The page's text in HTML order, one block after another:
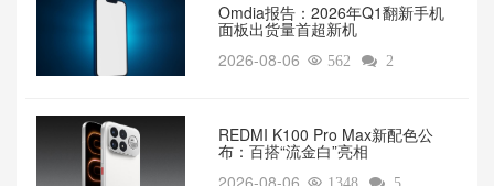
Omdia报告：2026年Q1翻新手机
面板出货量首超新机
2026-08-06  562  2
REDMI K100 Pro Max新配色公
布：百搭“流金白”亮相
 1348  5